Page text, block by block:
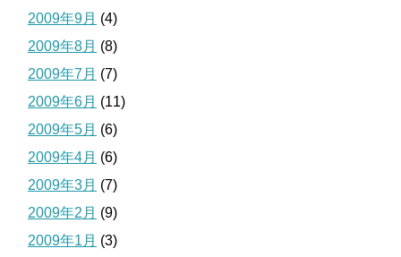
2009年9月 (4)
2009年8月 (8)
2009年7月 (7)
2009年6月 (11)
2009年5月 (6)
2009年4月 (6)
2009年3月 (7)
2009年2月 (9)
2009年1月 (3)